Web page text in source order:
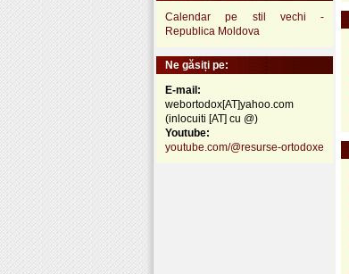
Calendar pe stil vechi -
Republica Moldova
Ne găsiți pe:
E-mail:
webortodox[AT]yahoo.com
(inlocuiti [AT] cu @)
Youtube:
youtube.com/@resurse-ortodoxe